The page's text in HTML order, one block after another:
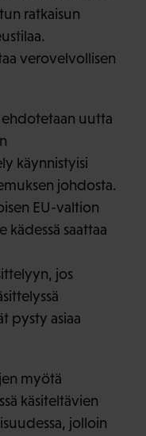
ratkaisun
verovelvollisen
ehdotetaan uutta
käynnistyisi
johdosta.
EU-valtion
saattaa
jos
pysty asiaa
myötä
käsiteltävien
jolloin